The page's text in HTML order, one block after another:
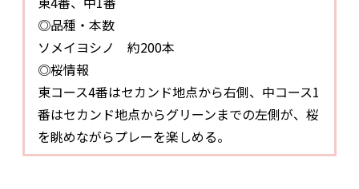
◎品種・本数
ソメイヨシノ 約200本
◎桜情報
東コース4番はセカンド地点から右側、中コース1
番はセカンド地点からグリーンまでの左側が、桜
を眺めながらプレーを楽しめる。